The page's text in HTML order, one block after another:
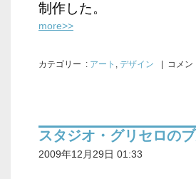
制作した。
more>>
カテゴリー : アート , デザイン | コメ
スタジオ・グリセロの
2009年12月29日 01:33